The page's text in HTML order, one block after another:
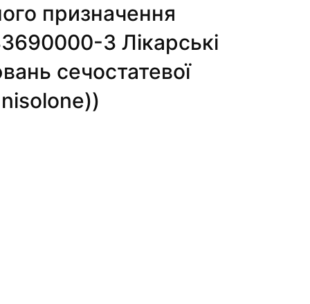
призначення
3 Лікарські
сечостатевої